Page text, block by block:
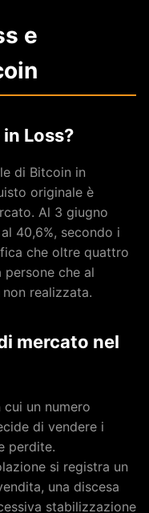
e
Loss?
di Bitcoin in
originale è
Al 3 giugno
40,6%, secondo i
che oltre quattro
che al
realizzata.
mercato nel
un numero
di vendere i
perdite.
si registra un
una discesa
stabilizzazione